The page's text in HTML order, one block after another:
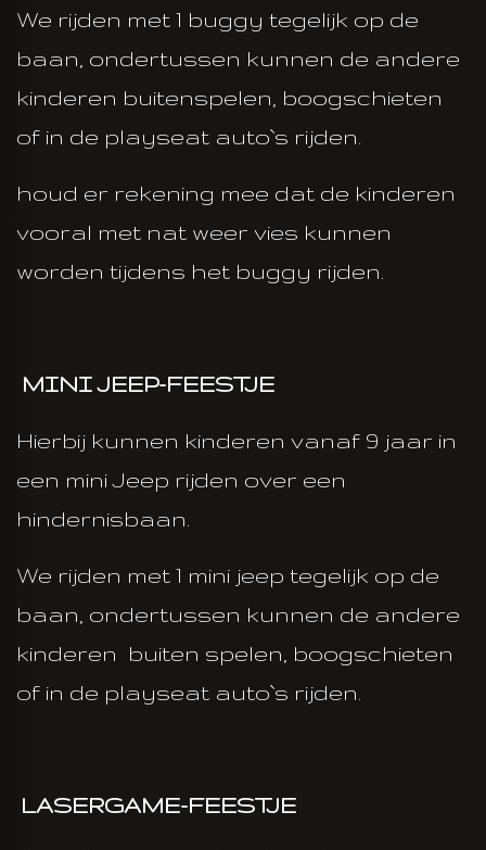
We rijden met 1 buggy tegelijk op de
baan, ondertussen kunnen de andere
kinderen buitenspelen, boogschieten
of in de playseat auto`s rijden.
houd er rekening mee dat de kinderen
vooral met nat weer vies kunnen
worden tijdens het buggy rijden.
MINI JEEP-FEESTJE
Hierbij kunnen kinderen vanaf 9 jaar in
een mini Jeep rijden over een
hindernisbaan.
We rijden met 1 mini jeep tegelijk op de
baan, ondertussen kunnen de andere
kinderen buiten spelen, boogschieten
of in de playseat auto`s rijden.
LASERGAME-FEESTJE